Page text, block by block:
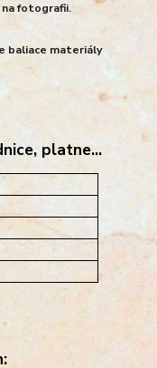
fotografii.
baliace materiály
platne...